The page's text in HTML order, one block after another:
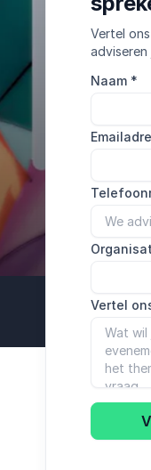
Vertel
adviseren
Naam *
Vertel